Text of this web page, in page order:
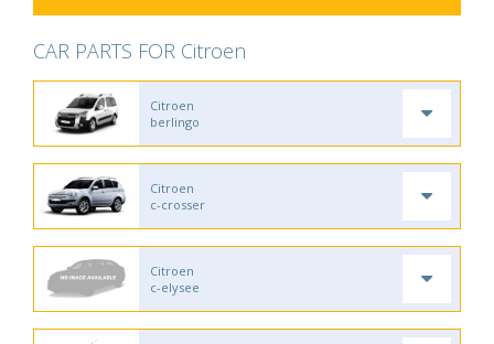
CAR PARTS FOR Citroen
Citroen
berlingo
Citroen
c-crosser
Citroen
c-elysee